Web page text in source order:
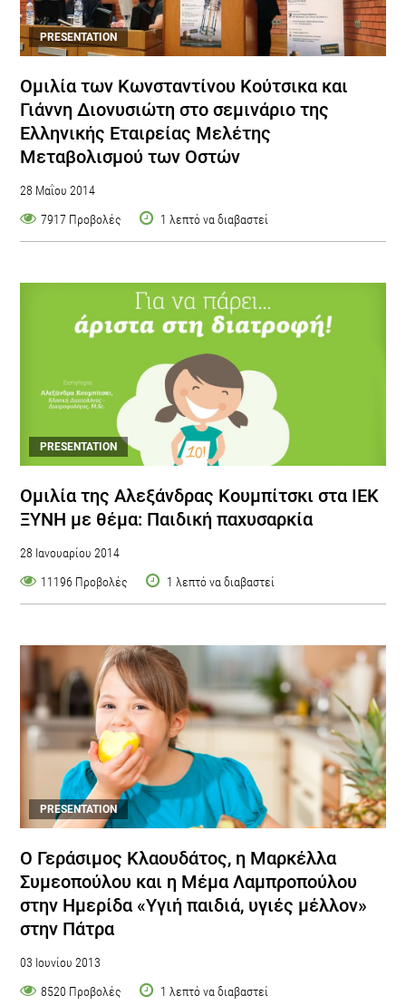
PRESENTATION
Ομιλία των Κωνσταντίνου Κούτσικα και
Γιάννη Διονυσιώτη στο σεμινάριο της
Ελληνικής Εταιρείας Μελέτης
Μεταβολισμού των Οστών
28 Μαΐου 2014
7917 Προβολές
1 λεπτό να διαβαστεί
PRESENTATION
Ομιλία της Αλεξάνδρας Κουμπίτσκι στα ΙΕΚ
ΞΥΝΗ με θέμα: Παιδική παχυσαρκία
28 Ιανουαρίου 2014
11196 Προβολές
1 λεπτό να διαβαστεί
PRESENTATION
Ο Γεράσιμος Κλαουδάτος, η Μαρκέλλα
Συμεοπούλου και η Μέμα Λαμπροπούλου
στην Ημερίδα «Υγιή παιδιά, υγιές μέλλον»
στην Πάτρα
03 Ιουνίου 2013
8520 Προβολές
1 λεπτό να διαβαστεί